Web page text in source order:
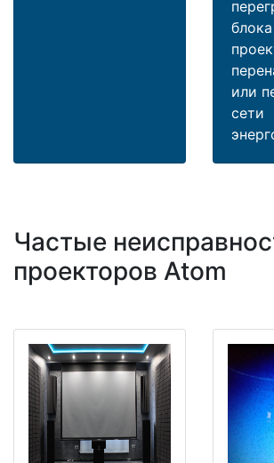
или
сети
Частые
проекторов Atom